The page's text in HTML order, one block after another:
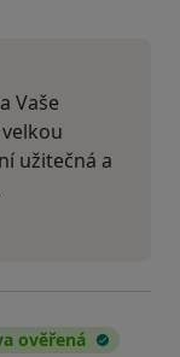
Vaše
užitečná a
ověřená